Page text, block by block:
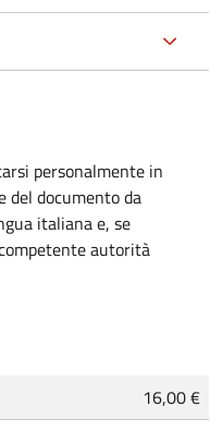
personalmente in
del documento da
italiana e, se
autorità
16,00 €